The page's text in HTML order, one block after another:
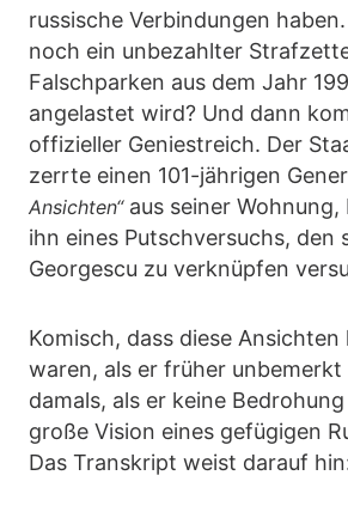
russische Verbindungen
noch ein unbezahlter
Falschparken aus dem Jahr
angelastet wird? Und dann
offizieller Geniestreich. Der
zerrte einen 101-jährigen
Ansichten“aus seiner Wohnung,
ihn eines Putschversuchs, den
Georgescu zu verknüpfen
Komisch, dass diese Ansichten
waren, als er früher
damals, als er keine
große Vision eines gefügigen
Das Transkript weist darauf